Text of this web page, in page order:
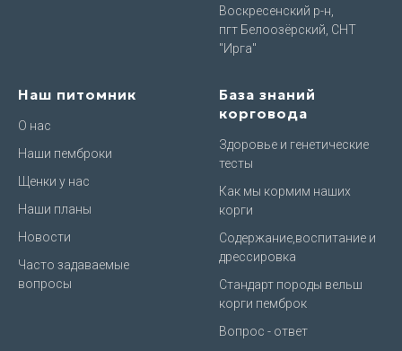
Воскресенский р-н,
пгт Белоозёрский, СНТ
"Ирга"
Наш питомник
О нас
Наши пемброки
Щенки у нас
Наши планы
Новости
Часто задаваемые
вопросы
База знаний
корговода
Здоровье и генетические
тесты
Как мы кормим наших
корги
Содержание,воспитание и
дрессировка
Стандарт породы вельш
корги пемброк
Вопрос - ответ